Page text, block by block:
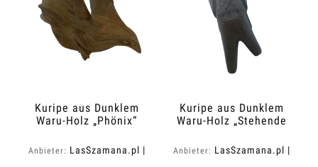
Kuripe aus Dunklem
Waru-Holz „Phönix“
Anbieter: LasSzamana.pl |
Kuripe aus Dunklem
Waru-Holz „Stehende
Anbieter: LasSzamana.pl |